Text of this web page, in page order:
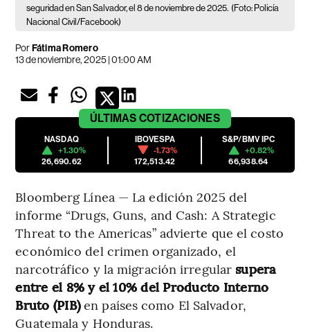
seguridad en San Salvador, el 8 de noviembre de 2025. (Foto: Policía
Nacional Civil/Facebook)
PorFátima Romero
13 de noviembre, 2025 | 01:00 AM
ÚLTIMAS COTIZACIONES
NASDAQ
+1.30%
26,690.62
IBOVESPA
-1.73%
172,513.42
S&P/BMV IPC
+0.82%
66,938.64
Bloomberg Línea — La edición 2025 del
informe “Drugs, Guns, and Cash: A Strategic
Threat to the Americas” advierte que el costo
económico del crimen organizado, el
narcotráfico y la migración irregularsupera
entre el 8% y el 10% del Producto Interno
Bruto (PIB)en países como El Salvador,
Guatemala y Honduras.